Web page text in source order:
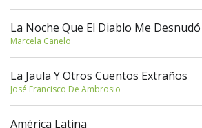
La Noche Que El Diablo Me Desnudó
Marcela Canelo
La Jaula Y Otros Cuentos Extraños
José Francisco De Ambrosio
América Latina